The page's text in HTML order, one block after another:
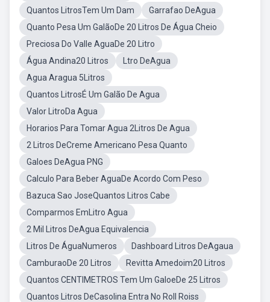
Quantos LitrosTem Um Dam
Garrafao DeAgua
Quanto Pesa Um GalãoDe 20 Litros De Água Cheio
Preciosa Do Valle AguaDe 20 Litro
Água Andina20 Litros
Ltro DeAgua
Agua Aragua 5Litros
Quantos LitrosÉ Um Galão De Agua
Valor LitroDa Agua
Horarios Para Tomar Agua 2Litros De Agua
2 Litros DeCreme Americano Pesa Quanto
Galoes DeAgua PNG
Calculo Para Beber AguaDe Acordo Com Peso
Bazuca Sao JoseQuantos Litros Cabe
Comparmos EmLitro Agua
2 Mil Litros DeAgua Equivalencia
Litros De ÁguaNumeros
Dashboard Litros DeAgaua
CamburaoDe 20 Litros
Revitta Amedoim20 Litros
Quantos CENTIMETROS Tem Um GaloeDe 25 Litros
Quantos Litros DeCasolina Entra No Roll Roiss